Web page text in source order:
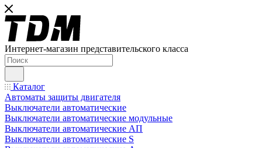
Интернет-магазин представительского класса
Каталог
Автоматы защиты двигателя
Выключатели автоматические
Выключатели автоматические модульные
Выключатели автоматические АП
Выключатели автоматические S